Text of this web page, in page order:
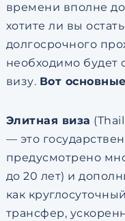
времени вполне
хотите ли вы
долгосрочного
необходимо будет
визу. Вот
Элитная виза
— это
предусмотрено
до 20 лет) и
как
трансфер,